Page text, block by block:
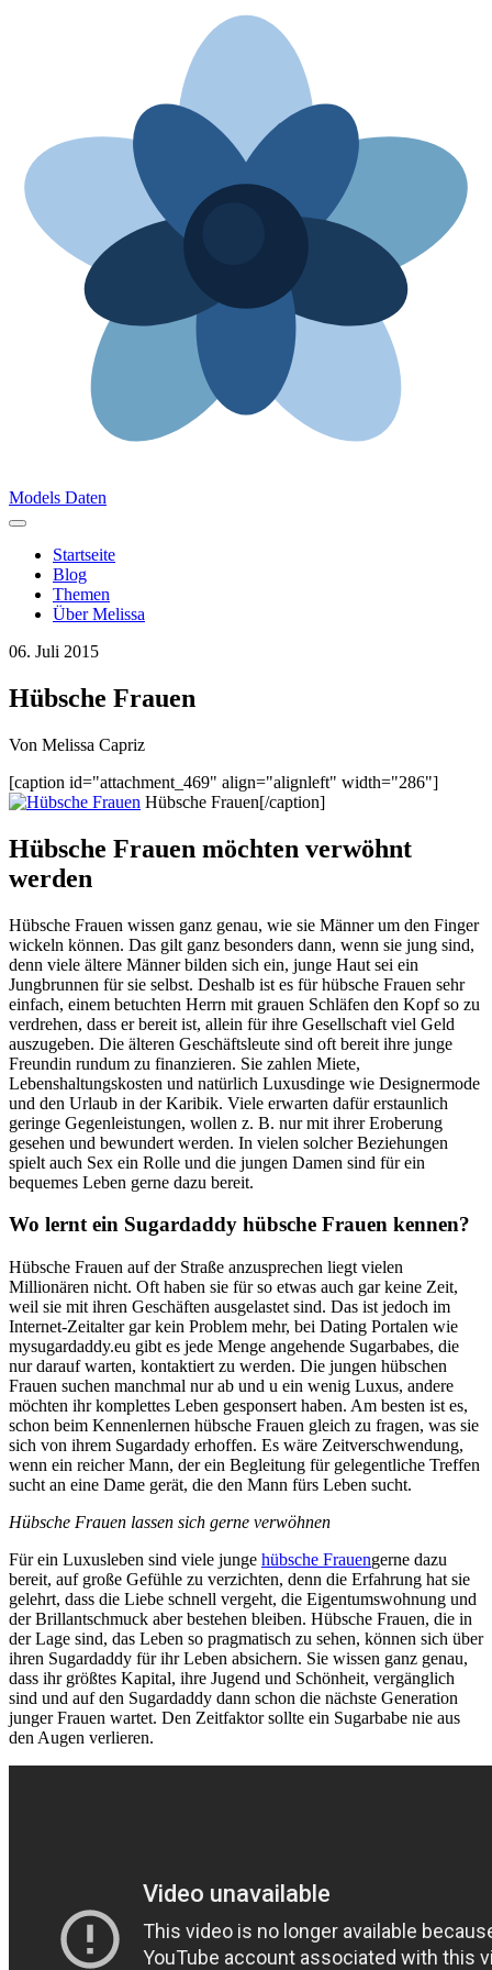
Models Daten
Startseite
Blog
Themen
Über Melissa
06. Juli 2015
Hübsche Frauen
Von Melissa Capriz
[caption id="attachment_469" align="alignleft" width="286"]
Hübsche Frauen[/caption]
Hübsche Frauen möchten verwöhnt
werden
Hübsche Frauen wissen ganz genau, wie sie Männer um den Finger
wickeln können. Das gilt ganz besonders dann, wenn sie jung sind,
denn viele ältere Männer bilden sich ein, junge Haut sei ein
Jungbrunnen für sie selbst. Deshalb ist es für hübsche Frauen sehr
einfach, einem betuchten Herrn mit grauen Schläfen den Kopf so zu
verdrehen, dass er bereit ist, allein für ihre Gesellschaft viel Geld
auszugeben. Die älteren Geschäftsleute sind oft bereit ihre junge
Freundin rundum zu finanzieren. Sie zahlen Miete,
Lebenshaltungskosten und natürlich Luxusdinge wie Designermode
und den Urlaub in der Karibik. Viele erwarten dafür erstaunlich
geringe Gegenleistungen, wollen z. B. nur mit ihrer Eroberung
gesehen und bewundert werden. In vielen solcher Beziehungen
spielt auch Sex ein Rolle und die jungen Damen sind für ein
bequemes Leben gerne dazu bereit.
Wo lernt ein Sugardaddy hübsche Frauen kennen?
Hübsche Frauen auf der Straße anzusprechen liegt vielen
Millionären nicht. Oft haben sie für so etwas auch gar keine Zeit,
weil sie mit ihren Geschäften ausgelastet sind. Das ist jedoch im
Internet-Zeitalter gar kein Problem mehr, bei Dating Portalen wie
mysugardaddy.eu gibt es jede Menge angehende Sugarbabes, die
nur darauf warten, kontaktiert zu werden. Die jungen hübschen
Frauen suchen manchmal nur ab und u ein wenig Luxus, andere
möchten ihr komplettes Leben gesponsert haben. Am besten ist es,
schon beim Kennenlernen hübsche Frauen gleich zu fragen, was sie
sich von ihrem Sugardady erhoffen. Es wäre Zeitverschwendung,
wenn ein reicher Mann, der ein Begleitung für gelegentliche Treffen
sucht an eine Dame gerät, die den Mann fürs Leben sucht.
Hübsche Frauen lassen sich gerne verwöhnen
Für ein Luxusleben sind viele junge hübsche Frauengerne dazu
bereit, auf große Gefühle zu verzichten, denn die Erfahrung hat sie
gelehrt, dass die Liebe schnell vergeht, die Eigentumswohnung und
der Brillantschmuck aber bestehen bleiben. Hübsche Frauen, die in
der Lage sind, das Leben so pragmatisch zu sehen, können sich über
ihren Sugardaddy für ihr Leben absichern. Sie wissen ganz genau,
dass ihr größtes Kapital, ihre Jugend und Schönheit, vergänglich
sind und auf den Sugardaddy dann schon die nächste Generation
junger Frauen wartet. Den Zeitfaktor sollte ein Sugarbabe nie aus
den Augen verlieren.